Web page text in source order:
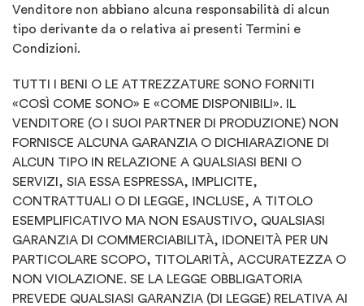
Venditore non abbiano alcuna responsabilità di alcun
tipo derivante da o relativa ai presenti Termini e
Condizioni.
TUTTI I BENI O LE ATTREZZATURE SONO FORNITI
«COSÌ COME SONO» E «COME DISPONIBILI». IL
VENDITORE (O I SUOI PARTNER DI PRODUZIONE) NON
FORNISCE ALCUNA GARANZIA O DICHIARAZIONE DI
ALCUN TIPO IN RELAZIONE A QUALSIASI BENI O
SERVIZI, SIA ESSA ESPRESSA, IMPLICITE,
CONTRATTUALI O DI LEGGE, INCLUSE, A TITOLO
ESEMPLIFICATIVO MA NON ESAUSTIVO, QUALSIASI
GARANZIA DI COMMERCIABILITÀ, IDONEITÀ PER UN
PARTICOLARE SCOPO, TITOLARITÀ, ACCURATEZZA O
NON VIOLAZIONE. SE LA LEGGE OBBLIGATORIA
PREVEDE QUALSIASI GARANZIA (DI LEGGE) RELATIVA AI